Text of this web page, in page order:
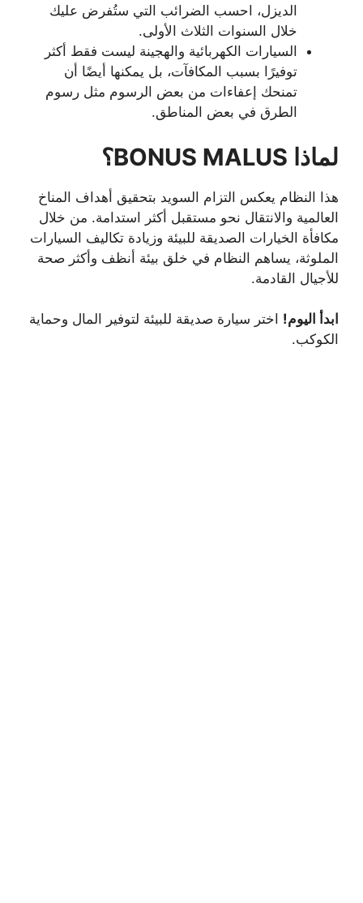
الديزل، احسب الضرائب التي ستُفرض عليك
خلال السنوات الثلاث الأولى.
السيارات الكهربائية والهجينة ليست فقط أكثر
توفيرًا بسبب المكافآت، بل يمكنها أيضًا أن
تمنحك إعفاءات من بعض الرسوم مثل رسوم
الطرق في بعض المناطق.
لماذا BONUS MALUS؟
هذا النظام يعكس التزام السويد بتحقيق أهداف المناخ
العالمية والانتقال نحو مستقبل أكثر استدامة. من خلال
مكافأة الخيارات الصديقة للبيئة وزيادة تكاليف السيارات
الملوثة، يساهم النظام في خلق بيئة أنظف وأكثر صحة
للأجيال القادمة.
ابدأ اليوم! اختر سيارة صديقة للبيئة لتوفير المال وحماية
الكوكب.